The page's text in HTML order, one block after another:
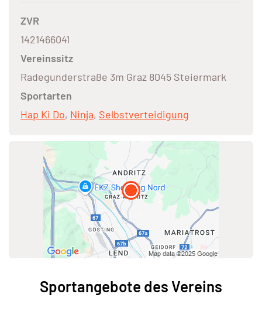
ZVR
1421466041
Vereinssitz
Radegunderstraße 3m Graz 8045 Steiermark
Sportarten
Hap Ki Do, Ninja, Selbstverteidigung
Sportangebote des Vereins